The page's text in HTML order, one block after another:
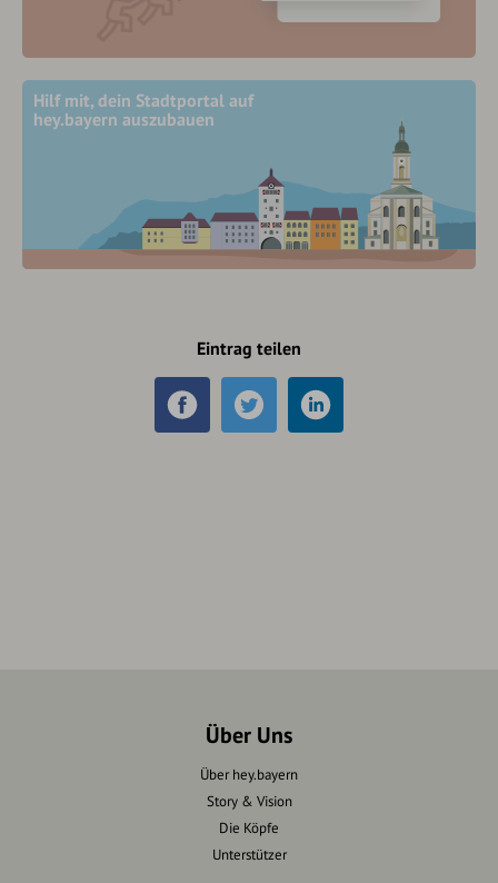
Hilf mit, dein Stadtportal auf
hey.bayern auszubauen
Eintrag teilen
Über Uns
Über hey.bayern
Story & Vision
Die Köpfe
Unterstützer